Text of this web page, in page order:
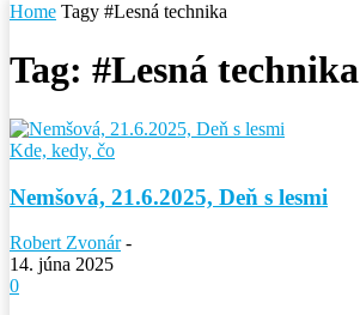
Home Tagy #Lesná technika
Tag: #Lesná technika
Kde, kedy, čo
Nemšová, 21.6.2025, Deň s lesmi
Robert Zvonár -
14. júna 2025
0